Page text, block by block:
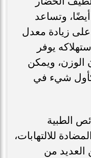
وتساعد
على زيادة معدل
يوفر
الوزن، ويمكن
شيء في
الطبية
للالتهابات،
من